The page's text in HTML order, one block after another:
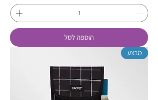
הוספה לסל
מבצע